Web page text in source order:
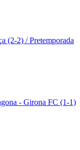
(2-2) / Pretemporada
- Girona FC (1-1)